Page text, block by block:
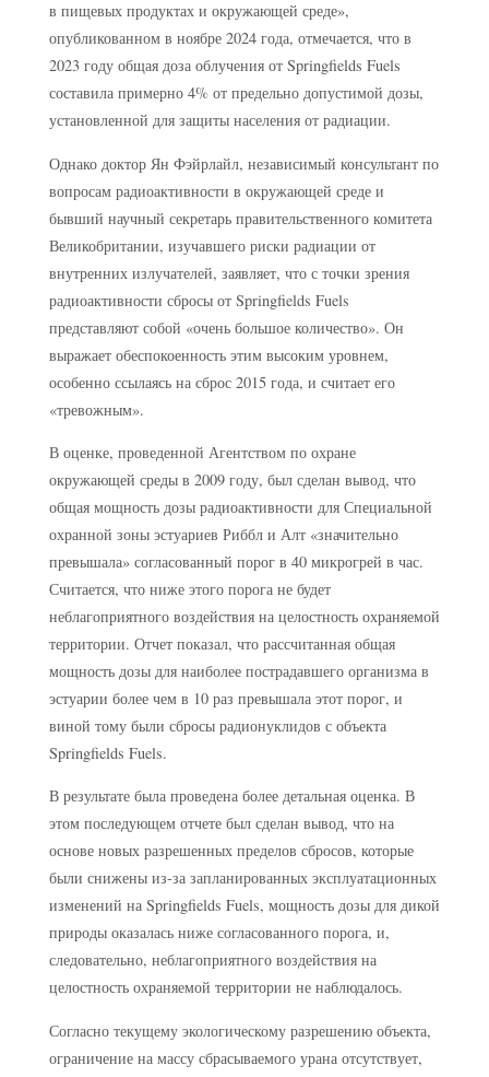
в пищевых продуктах и окружающей среде»,
опубликованном в ноябре 2024 года, отмечается, что в
2023 году общая доза облучения от Springfields Fuels
составила примерно 4% от предельно допустимой дозы,
установленной для защиты населения от радиации.
Однако доктор Ян Фэйрлайл, независимый консультант по
вопросам радиоактивности в окружающей среде и
бывший научный секретарь правительственного комитета
Великобритании, изучавшего риски радиации от
внутренних излучателей, заявляет, что с точки зрения
радиоактивности сбросы от Springfields Fuels
представляют собой «очень большое количество». Он
выражает обеспокоенность этим высоким уровнем,
особенно ссылаясь на сброс 2015 года, и считает его
«тревожным».
В оценке, проведенной Агентством по охране
окружающей среды в 2009 году, был сделан вывод, что
общая мощность дозы радиоактивности для Специальной
охранной зоны эстуариев Риббл и Алт «значительно
превышала» согласованный порог в 40 микрогрей в час.
Считается, что ниже этого порога не будет
неблагоприятного воздействия на целостность охраняемой
территории. Отчет показал, что рассчитанная общая
мощность дозы для наиболее пострадавшего организма в
эстуарии более чем в 10 раз превышала этот порог, и
виной тому были сбросы радионуклидов с объекта
Springfields Fuels.
В результате была проведена более детальная оценка. В
этом последующем отчете был сделан вывод, что на
основе новых разрешенных пределов сбросов, которые
были снижены из-за запланированных эксплуатационных
изменений на Springfields Fuels, мощность дозы для дикой
природы оказалась ниже согласованного порога, и,
следовательно, неблагоприятного воздействия на
целостность охраняемой территории не наблюдалось.
Согласно текущему экологическому разрешению объекта,
ограничение на массу сбрасываемого урана отсутствует,